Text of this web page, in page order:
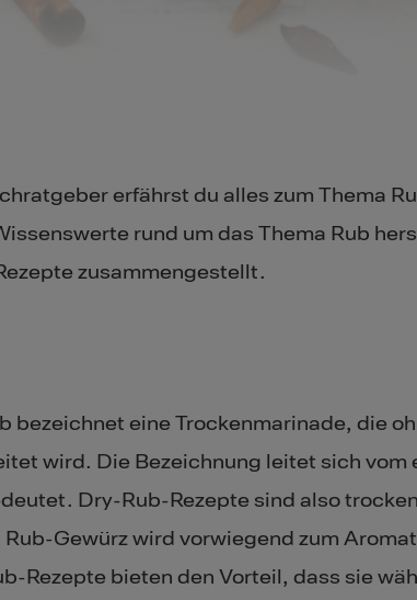
erfährst du alles zum Thema
rund um das Thema Rub
zusammengestellt.​
bezeichnet eine Trockenmarinade, die
wird. Die Bezeichnung leitet sich vom
Dry-Rub-Rezepte sind also
Rub-Gewürz wird vorwiegend zum
Rezepte bieten den Vorteil, dass sie